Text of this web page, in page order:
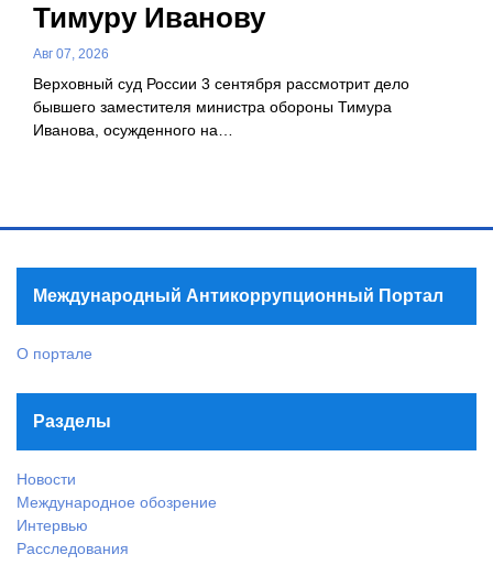
Тимуру Иванову
Авг 07, 2026
Верховный суд России 3 сентября рассмотрит дело
бывшего заместителя министра обороны Тимура
Иванова, осужденного на…
Международный Антикоррупционный Портал
О портале
Разделы
Новости
Международное обозрение
Интервью
Расследования